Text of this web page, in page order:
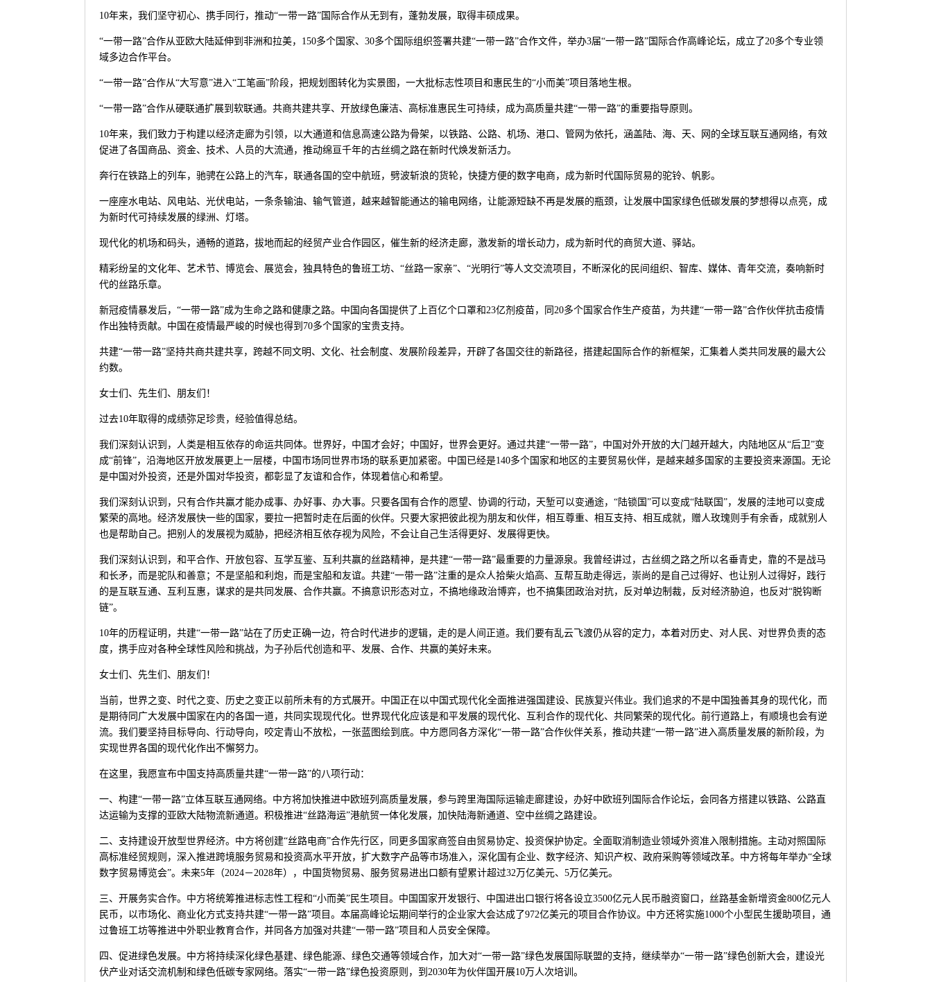
10年来，我们坚守初心、携手同行，推动“一带一路”国际合作从无到有，蓬勃发展，取得丰硕成果。
“一带一路”合作从亚欧大陆延伸到非洲和拉美，150多个国家、30多个国际组织签署共建“一带一路”合作文件，举办3届“一带一路”国际合作高峰论坛，成立了20多个专业领
域多边合作平台。
“一带一路”合作从“大写意”进入“工笔画”阶段，把规划图转化为实景图，一大批标志性项目和惠民生的“小而美”项目落地生根。
“一带一路”合作从硬联通扩展到软联通。共商共建共享、开放绿色廉洁、高标准惠民生可持续，成为高质量共建“一带一路”的重要指导原则。
10年来，我们致力于构建以经济走廊为引领，以大通道和信息高速公路为骨架，以铁路、公路、机场、港口、管网为依托，涵盖陆、海、天、网的全球互联互通网络，有效
促进了各国商品、资金、技术、人员的大流通，推动绵亘千年的古丝绸之路在新时代焕发新活力。
奔行在铁路上的列车，驰骋在公路上的汽车，联通各国的空中航班，劈波斩浪的货轮，快捷方便的数字电商，成为新时代国际贸易的驼铃、帆影。
一座座水电站、风电站、光伏电站，一条条输油、输气管道，越来越智能通达的输电网络，让能源短缺不再是发展的瓶颈，让发展中国家绿色低碳发展的梦想得以点亮，成
为新时代可持续发展的绿洲、灯塔。
现代化的机场和码头，通畅的道路，拔地而起的经贸产业合作园区，催生新的经济走廊，激发新的增长动力，成为新时代的商贸大道、驿站。
精彩纷呈的文化年、艺术节、博览会、展览会，独具特色的鲁班工坊、“丝路一家亲”、“光明行”等人文交流项目，不断深化的民间组织、智库、媒体、青年交流，奏响新时
代的丝路乐章。
新冠疫情暴发后，“一带一路”成为生命之路和健康之路。中国向各国提供了上百亿个口罩和23亿剂疫苗，同20多个国家合作生产疫苗，为共建“一带一路”合作伙伴抗击疫情
作出独特贡献。中国在疫情最严峻的时候也得到70多个国家的宝贵支持。
共建“一带一路”坚持共商共建共享，跨越不同文明、文化、社会制度、发展阶段差异，开辟了各国交往的新路径，搭建起国际合作的新框架，汇集着人类共同发展的最大公
约数。
女士们、先生们、朋友们！
过去10年取得的成绩弥足珍贵，经验值得总结。
我们深刻认识到，人类是相互依存的命运共同体。世界好，中国才会好；中国好，世界会更好。通过共建“一带一路”，中国对外开放的大门越开越大，内陆地区从“后卫”变
成“前锋”，沿海地区开放发展更上一层楼，中国市场同世界市场的联系更加紧密。中国已经是140多个国家和地区的主要贸易伙伴，是越来越多国家的主要投资来源国。无论
是中国对外投资，还是外国对华投资，都彰显了友谊和合作，体现着信心和希望。
我们深刻认识到，只有合作共赢才能办成事、办好事、办大事。只要各国有合作的愿望、协调的行动，天堑可以变通途，“陆锁国”可以变成“陆联国”，发展的洼地可以变成
繁荣的高地。经济发展快一些的国家，要拉一把暂时走在后面的伙伴。只要大家把彼此视为朋友和伙伴，相互尊重、相互支持、相互成就，赠人玫瑰则手有余香，成就别人
也是帮助自己。把别人的发展视为威胁，把经济相互依存视为风险，不会让自己生活得更好、发展得更快。
我们深刻认识到，和平合作、开放包容、互学互鉴、互利共赢的丝路精神，是共建“一带一路”最重要的力量源泉。我曾经讲过，古丝绸之路之所以名垂青史，靠的不是战马
和长矛，而是驼队和善意；不是坚船和利炮，而是宝船和友谊。共建“一带一路”注重的是众人拾柴火焰高、互帮互助走得远，崇尚的是自己过得好、也让别人过得好，践行
的是互联互通、互利互惠，谋求的是共同发展、合作共赢。不搞意识形态对立，不搞地缘政治博弈，也不搞集团政治对抗，反对单边制裁，反对经济胁迫，也反对“脱钩断
链”。
10年的历程证明，共建“一带一路”站在了历史正确一边，符合时代进步的逻辑，走的是人间正道。我们要有乱云飞渡仍从容的定力，本着对历史、对人民、对世界负责的态
度，携手应对各种全球性风险和挑战，为子孙后代创造和平、发展、合作、共赢的美好未来。
女士们、先生们、朋友们！
当前，世界之变、时代之变、历史之变正以前所未有的方式展开。中国正在以中国式现代化全面推进强国建设、民族复兴伟业。我们追求的不是中国独善其身的现代化，而
是期待同广大发展中国家在内的各国一道，共同实现现代化。世界现代化应该是和平发展的现代化、互利合作的现代化、共同繁荣的现代化。前行道路上，有顺境也会有逆
流。我们要坚持目标导向、行动导向，咬定青山不放松，一张蓝图绘到底。中方愿同各方深化“一带一路”合作伙伴关系，推动共建“一带一路”进入高质量发展的新阶段，为
实现世界各国的现代化作出不懈努力。
在这里，我愿宣布中国支持高质量共建“一带一路”的八项行动：
一、构建“一带一路”立体互联互通网络。中方将加快推进中欧班列高质量发展，参与跨里海国际运输走廊建设，办好中欧班列国际合作论坛，会同各方搭建以铁路、公路直
达运输为支撑的亚欧大陆物流新通道。积极推进“丝路海运”港航贸一体化发展，加快陆海新通道、空中丝绸之路建设。
二、支持建设开放型世界经济。中方将创建“丝路电商”合作先行区，同更多国家商签自由贸易协定、投资保护协定。全面取消制造业领域外资准入限制措施。主动对照国际
高标准经贸规则，深入推进跨境服务贸易和投资高水平开放，扩大数字产品等市场准入，深化国有企业、数字经济、知识产权、政府采购等领域改革。中方将每年举办“全球
数字贸易博览会”。未来5年（2024－2028年），中国货物贸易、服务贸易进出口额有望累计超过32万亿美元、5万亿美元。
三、开展务实合作。中方将统筹推进标志性工程和“小而美”民生项目。中国国家开发银行、中国进出口银行将各设立3500亿元人民币融资窗口，丝路基金新增资金800亿元人
民币，以市场化、商业化方式支持共建“一带一路”项目。本届高峰论坛期间举行的企业家大会达成了972亿美元的项目合作协议。中方还将实施1000个小型民生援助项目，通
过鲁班工坊等推进中外职业教育合作，并同各方加强对共建“一带一路”项目和人员安全保障。
四、促进绿色发展。中方将持续深化绿色基建、绿色能源、绿色交通等领域合作，加大对“一带一路”绿色发展国际联盟的支持，继续举办“一带一路”绿色创新大会，建设光
伏产业对话交流机制和绿色低碳专家网络。落实“一带一路”绿色投资原则，到2030年为伙伴国开展10万人次培训。